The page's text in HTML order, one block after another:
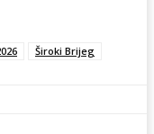
Široki Brijeg